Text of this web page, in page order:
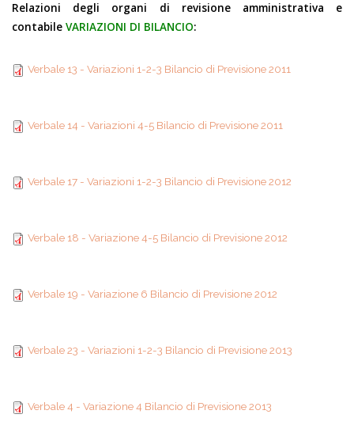
Relazioni degli organi di revisione amministrativa e
contabile VARIAZIONI DI BILANCIO:
Verbale 13 - Variazioni
Previsione 2011
Verbale 13 - Variazioni 1-2-3 Bilancio di Previsione 2011
Verbale 14 - Variazioni
Previsione 2011
Verbale 14 - Variazioni 4-5 Bilancio di Previsione 2011
Verbale 17 - Variazioni
Previsione 2012
Verbale 17 - Variazioni 1-2-3 Bilancio di Previsione 2012
Verbale 18 - Variazione
Previsione 2012
Verbale 18 - Variazione 4-5 Bilancio di Previsione 2012
Verbale 19 - Variazione
2012
Verbale 19 - Variazione 6 Bilancio di Previsione 2012
Verbale 23 - Variazioni
Previsione 2013
Verbale 23 - Variazioni 1-2-3 Bilancio di Previsione 2013
Verbale 4 - Variazione
Verbale 4 - Variazione 4 Bilancio di Previsione 2013